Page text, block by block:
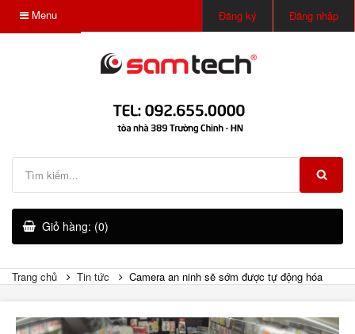
Menu Đăng ký Đăng nhập
Giỏ hàng: (0)
Trang chủ Tin tức Camera an ninh sẽ sớm được tự động hóa